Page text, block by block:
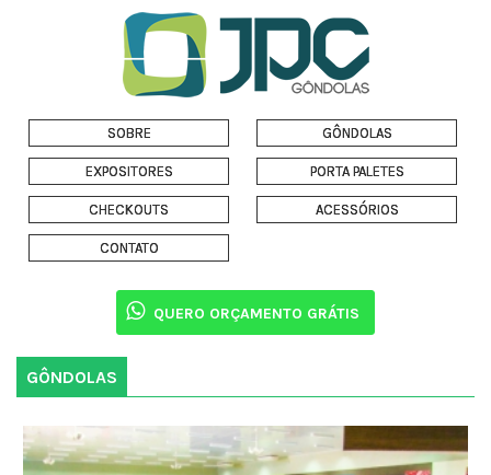
SOBRE GÔNDOLAS
EXPOSITORES PORTA PALETES
CHECKOUTS ACESSÓRIOS
CONTATO
QUERO ORÇAMENTO GRÁTIS
GÔNDOLAS